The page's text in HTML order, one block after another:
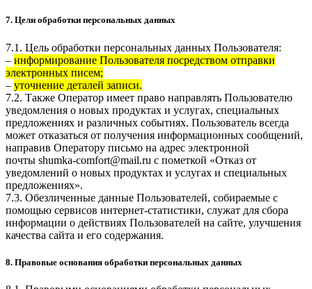
7. Цели обработки персональных данных
7.1. Цель обработки персональных данных Пользователя:
– информирование Пользователя посредством отправки
электронных писем;
– уточнение деталей записи.
7.2. Также Оператор имеет право направлять Пользователю
уведомления о новых продуктах и услугах, специальных
предложениях и различных событиях. Пользователь всегда
может отказаться от получения информационных сообщений,
направив Оператору письмо на адрес электронной
почты shumka-comfort@mail.ru с пометкой «Отказ от
уведомлений о новых продуктах и услугах и специальных
предложениях».
7.3. Обезличенные данные Пользователей, собираемые с
помощью сервисов интернет-статистики, служат для сбора
информации о действиях Пользователей на сайте, улучшения
качества сайта и его содержания.
8. Правовые основания обработки персональных данных